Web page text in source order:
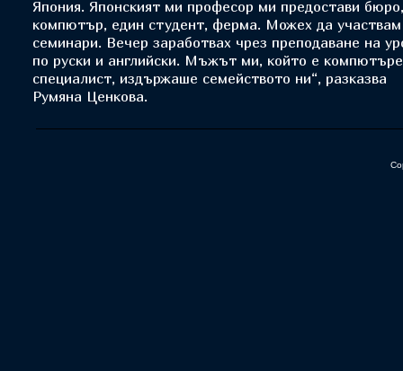
Япония. Японският ми професор ми предостави бюро,
компютър, един студент, ферма. Можех да
семинари. Вечер заработвах чрез преподаване на
по руски и английски. Мъжът ми, който е
специалист, издържаше семейството ни“, разказва
Румяна Ценкова.